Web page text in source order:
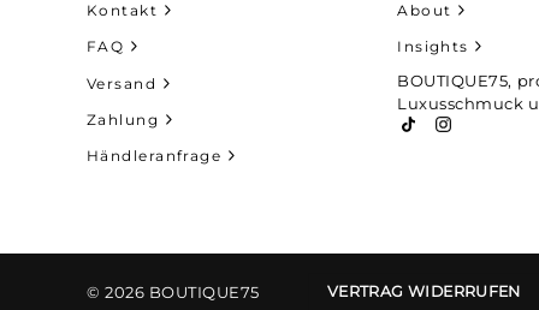
Kontakt
FAQ
Versand
Zahlung
Händleranfrage
About
Insights
BOUTIQUE75,
Luxusschmuck
© 2026 BOUTIQUE75 VERTRAG WIDERRUFEN